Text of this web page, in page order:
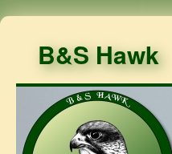
B&S Hawk